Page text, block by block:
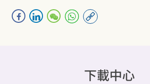
下載中心